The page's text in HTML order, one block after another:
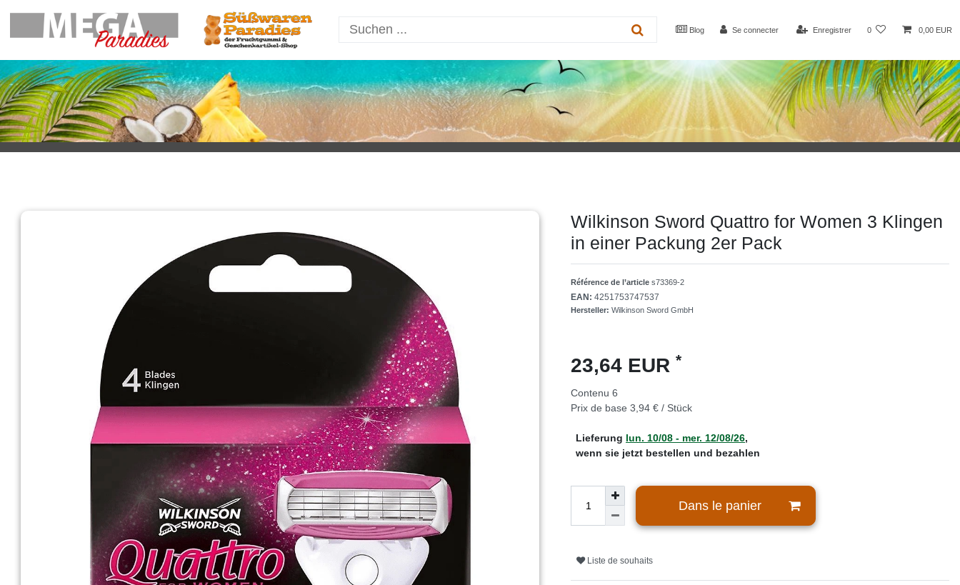
Blog Se connecter Enregistrer 0 0,00 EUR
Wilkinson Sword Quattro for Women 3 Klingen
in einer Packung 2er Pack
Référence de l’article s73369-2
EAN: 4251753747537
Hersteller: Wilkinson Sword GmbH
23,64 EUR *
Contenu 6
Prix de base 3,94 € / Stück
Lieferung lun. 10/08 - mer. 12/08/26,
wenn sie jetzt bestellen und bezahlen
Dans le panier
Liste de souhaits